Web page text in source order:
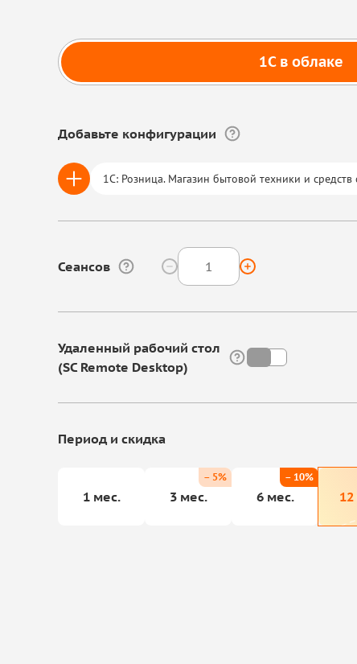
1С в облаке
Добавьте конфигурации
1С: Розница. Магазин бытовой техники и средств
Сеансов
Удаленный рабочий стол
(SC Remote Desktop)
Период и скидка
1 мес.
– 5%
3 мес.
– 10%
6 мес.